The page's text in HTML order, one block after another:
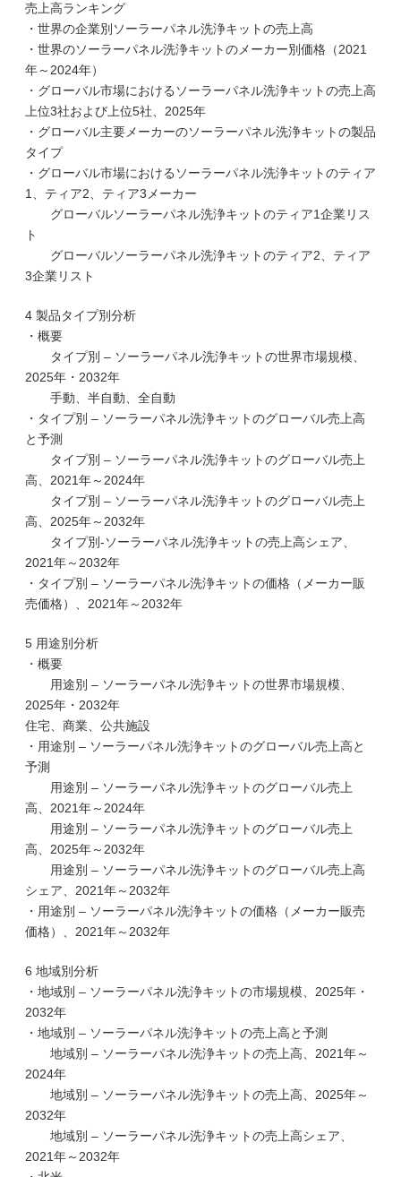
売上高ランキング
・世界の企業別ソーラーパネル洗浄キットの売上高
・世界のソーラーパネル洗浄キットのメーカー別価格（2021
年～2024年）
・グローバル市場におけるソーラーパネル洗浄キットの売上高
上位3社および上位5社、2025年
・グローバル主要メーカーのソーラーパネル洗浄キットの製品
タイプ
・グローバル市場におけるソーラーパネル洗浄キットのティア
1、ティア2、ティア3メーカー
グローバルソーラーパネル洗浄キットのティア1企業リス
ト
グローバルソーラーパネル洗浄キットのティア2、ティア
3企業リスト
4 製品タイプ別分析
・概要
タイプ別 – ソーラーパネル洗浄キットの世界市場規模、
2025年・2032年
手動、半自動、全自動
・タイプ別 – ソーラーパネル洗浄キットのグローバル売上高
と予測
タイプ別 – ソーラーパネル洗浄キットのグローバル売上
高、2021年～2024年
タイプ別 – ソーラーパネル洗浄キットのグローバル売上
高、2025年～2032年
タイプ別-ソーラーパネル洗浄キットの売上高シェア、
2021年～2032年
・タイプ別 – ソーラーパネル洗浄キットの価格（メーカー販
売価格）、2021年～2032年
5 用途別分析
・概要
用途別 – ソーラーパネル洗浄キットの世界市場規模、
2025年・2032年
住宅、商業、公共施設
・用途別 – ソーラーパネル洗浄キットのグローバル売上高と
予測
用途別 – ソーラーパネル洗浄キットのグローバル売上
高、2021年～2024年
用途別 – ソーラーパネル洗浄キットのグローバル売上
高、2025年～2032年
用途別 – ソーラーパネル洗浄キットのグローバル売上高
シェア、2021年～2032年
・用途別 – ソーラーパネル洗浄キットの価格（メーカー販売
価格）、2021年～2032年
6 地域別分析
・地域別 – ソーラーパネル洗浄キットの市場規模、2025年・
2032年
・地域別 – ソーラーパネル洗浄キットの売上高と予測
地域別 – ソーラーパネル洗浄キットの売上高、2021年～
2024年
地域別 – ソーラーパネル洗浄キットの売上高、2025年～
2032年
地域別 – ソーラーパネル洗浄キットの売上高シェア、
2021年～2032年